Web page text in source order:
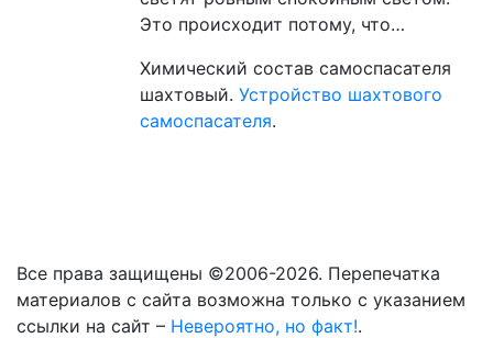
Это происходит потому, что…
Химический состав самоспасателя
шахтовый. Устройство шахтового
самоспасателя.
Все права защищены ©2006-2026. Перепечатка
материалов с сайта возможна только с указанием
ссылки на сайт – Невероятно, но факт!.